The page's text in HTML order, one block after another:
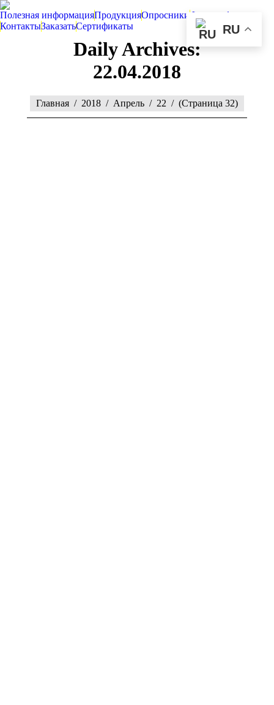
Полезная информацияПродукцияОпросники Фотографии
КонтактыЗаказатьСертификаты
Daily Archives:
22.04.2018
You are here:
Главная
2018 Апрель 22 (Страница 32)
RU